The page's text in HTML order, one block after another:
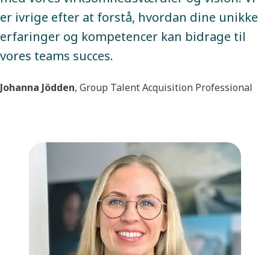
er ivrige efter at forstå, hvordan dine unikke
erfaringer og kompetencer kan bidrage til
vores teams succes.
Johanna Jödden, Group Talent Acquisition Professional